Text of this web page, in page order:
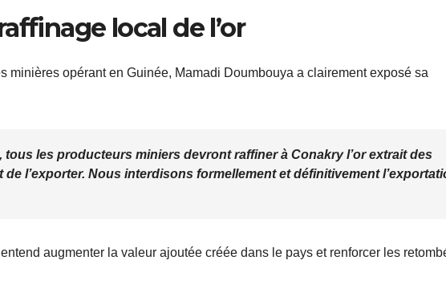
local de l’or
minières opérant en Guinée, Mamadi Doumbouya a clairement exposé sa
tous les producteurs miniers devront raffiner à Conakry l’or extrait des
l’exporter. Nous interdisons formellement et définitivement
augmenter la valeur ajoutée créée dans le pays et renforcer les